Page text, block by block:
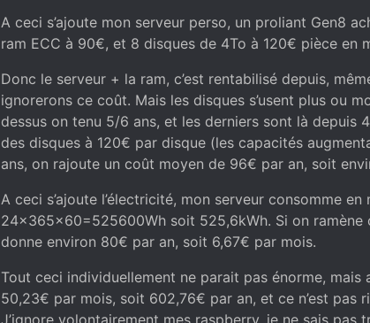
A ceci s’ajoute mon serveur perso, un proliant Gen8
ram ECC à 90€, et 8 disques de 4To à 120€ pièce en
Donc le serveur + la ram, c’est rentabilisé depuis,
ignorerons ce coût. Mais les disques s’usent plus ou
dessus on tenu 5/6 ans, et les derniers sont là depuis
des disques à 120€ par disque (les capacités
ans, on rajoute un coût moyen de 96€ par an, soit
A ceci s’ajoute l’électricité, mon serveur consomme en
24x365x60=525600Wh soit 525,6kWh. Si on ramène
donne environ 80€ par an, soit 6,67€ par mois.
Tout ceci individuellement ne parait pas énorme, mais
50,23€ par mois, soit 602,76€ par an, et ce n’est pas
J’ignore volontairement mes raspberry, je ne sais pas